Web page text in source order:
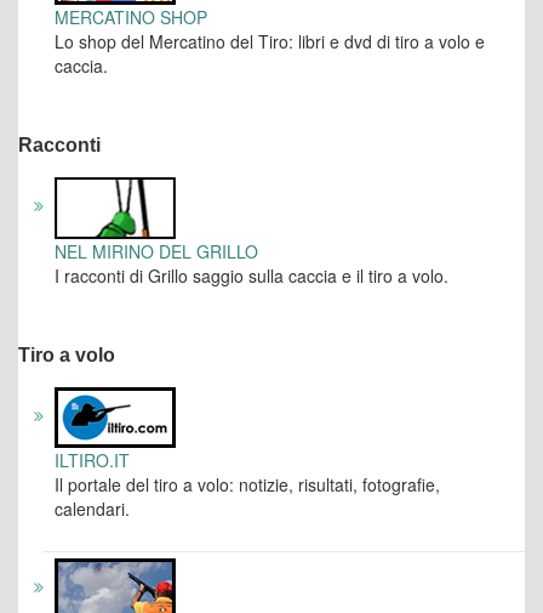
MERCATINO SHOP
Lo shop del Mercatino del Tiro: libri e dvd di tiro a volo e
caccia.
Racconti
NEL MIRINO DEL GRILLO
I racconti di Grillo saggio sulla caccia e il tiro a volo.
Tiro a volo
ILTIRO.IT
Il portale del tiro a volo: notizie, risultati, fotografie,
calendari.